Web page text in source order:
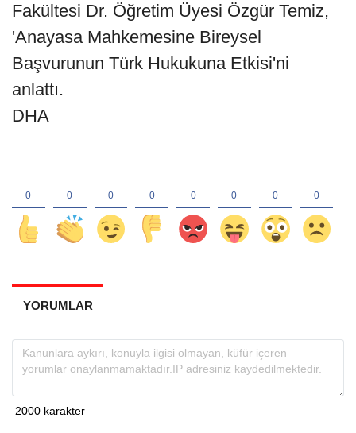
Fakültesi Dr. Öğretim Üyesi Özgür Temiz,
'Anayasa Mahkemesine Bireysel
Başvurunun Türk Hukukuna Etkisi'ni
anlattı.
DHA
YORUMLAR